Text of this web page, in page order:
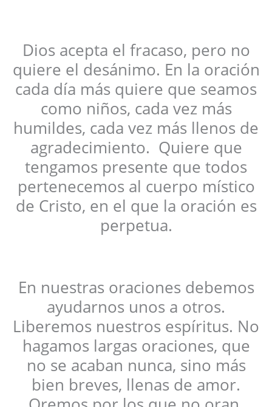
Dios acepta el fracaso, pero no
quiere el desánimo. En la oración
cada día más quiere que seamos
como niños, cada vez más
humildes, cada vez más llenos de
agradecimiento. Quiere que
tengamos presente que todos
pertenecemos al cuerpo místico
de Cristo, en el que la oración es
perpetua.
En nuestras oraciones debemos
ayudarnos unos a otros.
Liberemos nuestros espíritus. No
hagamos largas oraciones, que
no se acaban nunca, sino más
bien breves, llenas de amor.